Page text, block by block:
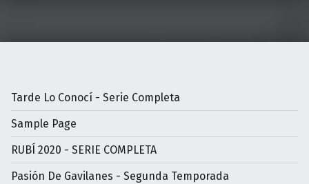
Tarde Lo Conocí - Serie Completa
Sample Page
RUBÍ 2020 - SERIE COMPLETA
Pasión De Gavilanes - Segunda Temporada